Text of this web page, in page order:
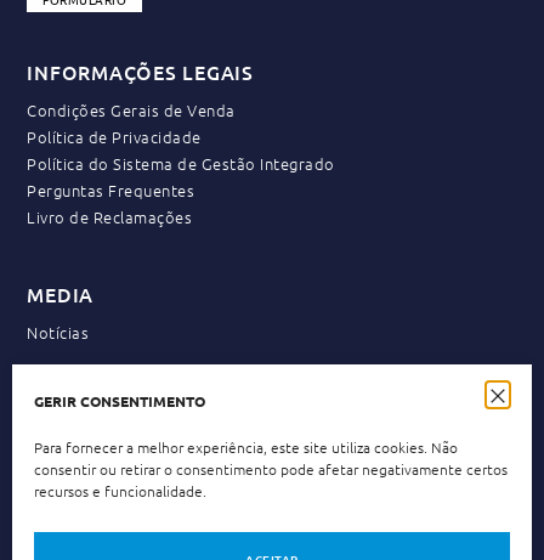
GERIR CONSENTIMENTO
Para fornecer a melhor experiência, este site utiliza cookies. Não
consentir ou retirar o consentimento pode afetar negativamente certos
recursos e funcionalidade.
INFORMAÇÕES LEGAIS
Condições Gerais de Venda
Política de Privacidade
Política do Sistema de Gestão Integrado
Perguntas Frequentes
Livro de Reclamações
MEDIA
Notícias
NEWSLETTER
Li e aceito a Política de Privacidade